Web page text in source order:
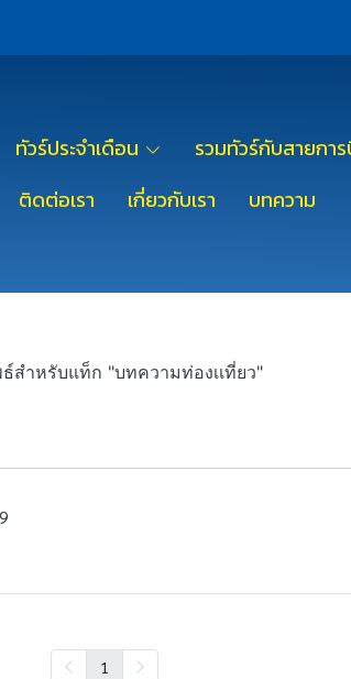
ทัวร์ประจำเดือน
รวมทัวร์กับสายกา
ติดต่อเรา เกี่ยวกับเรา บทความ
สำหรับแท็ก "บทความท่องเเที่ยว"
1